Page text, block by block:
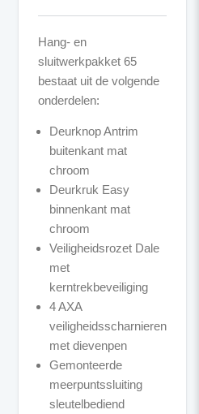
Hang- en
sluitwerkpakket 65
bestaat uit de volgende
Deurknop Antrim
buitenkant mat
chroom
Deurkruk Easy
binnenkant mat
chroom
Veiligheidsrozet Dale
met
kerntrekbeveiliging
4 AXA
veiligheidsscharnieren
met dievenpen
Gemonteerde
meerpuntssluiting
sleutelbediend